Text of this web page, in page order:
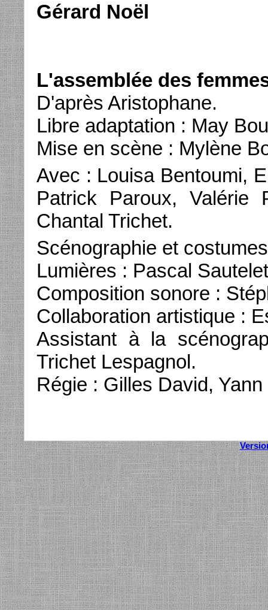
Gérard Noël
L'assemblée des
D'après Aristophane.
Libre adaptation : May
Mise en scène : Mylène
Avec : Louisa Bentoumi,
Patrick Paroux, Valérie
Chantal Trichet.
Scénographie et
Lumières : Pascal
Composition sonore :
Collaboration artistique :
Assistant à la
Trichet Lespagnol.
Régie : Gilles David,